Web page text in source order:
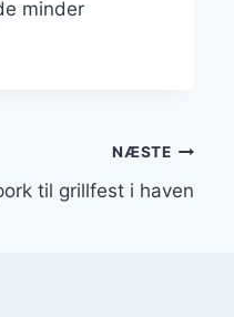
minder
NÆSTE
til grillfest i haven